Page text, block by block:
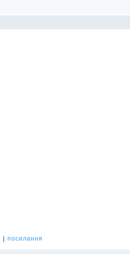
посилання